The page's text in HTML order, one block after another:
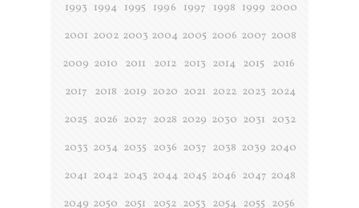
1993 1994 1995 1996 1997 1998 1999 2000
2001 2002 2003 2004 2005 2006 2007 2008
2009 2010 2011 2012 2013 2014 2015
2016
2017
2018 2019 2020 2021 2022 2023 2024
2025 2026 2027 2028 2029 2030 2031 2032
2033 2034 2035 2036 2037 2038 2039 2040
2041 2042 2043 2044 2045 2046 2047 2048
2049 2050 2051 2052 2053 2054 2055 2056